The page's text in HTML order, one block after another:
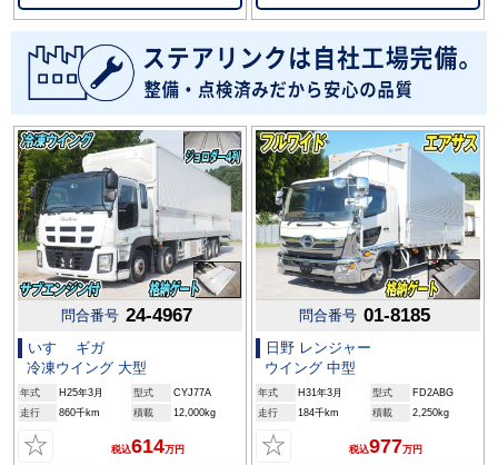
問合番号 24-4967
いすゞ ギガ
冷凍ウイング 大型
年式 H25年3月 型式
CYJ77A
走行
860千km 積載 12,000kg
☆ 税込614万円
問合番号 01-8185
日野 レンジャー
ウイング 中型
年式 H31年3月 型式
FD2ABG
走行
184千km 積載 2,250kg
☆ 税込977万円